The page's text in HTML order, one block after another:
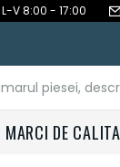
V 8:00 - 17:00
MARCI DE